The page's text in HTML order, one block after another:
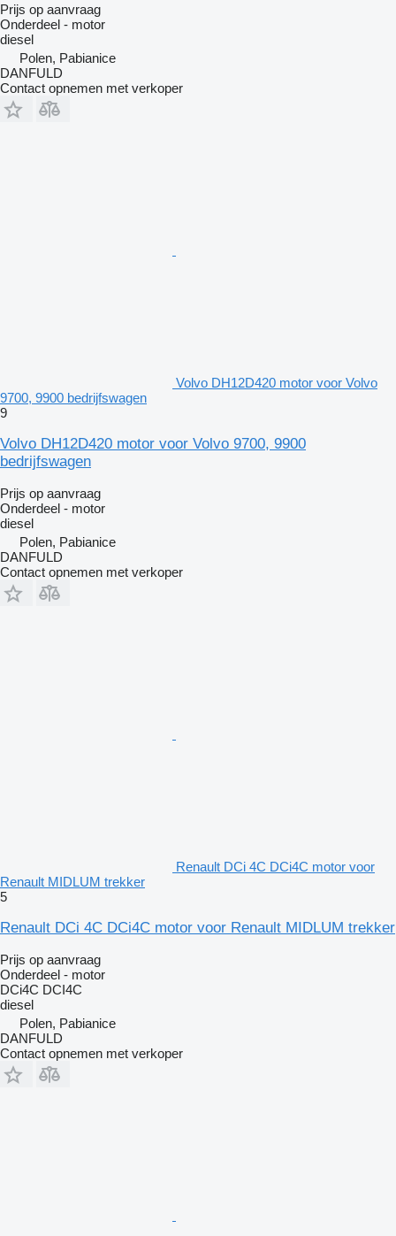
Prijs op aanvraag
Onderdeel - motor
diesel
Polen, Pabianice
DANFULD
Contact opnemen met verkoper
Volvo DH12D420 motor voor Volvo
9700, 9900 bedrijfswagen
9
Volvo DH12D420 motor voor Volvo 9700, 9900
bedrijfswagen
Prijs op aanvraag
Onderdeel - motor
diesel
Polen, Pabianice
DANFULD
Contact opnemen met verkoper
Renault DCi 4C DCi4C motor voor
Renault MIDLUM trekker
5
Renault DCi 4C DCi4C motor voor Renault MIDLUM trekker
Prijs op aanvraag
Onderdeel - motor
DCi4C DCI4C
diesel
Polen, Pabianice
DANFULD
Contact opnemen met verkoper